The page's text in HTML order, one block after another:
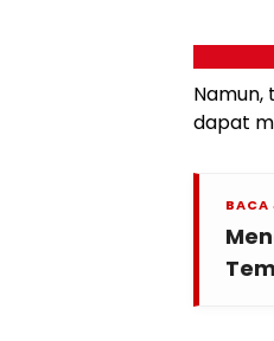
dapat
BACA